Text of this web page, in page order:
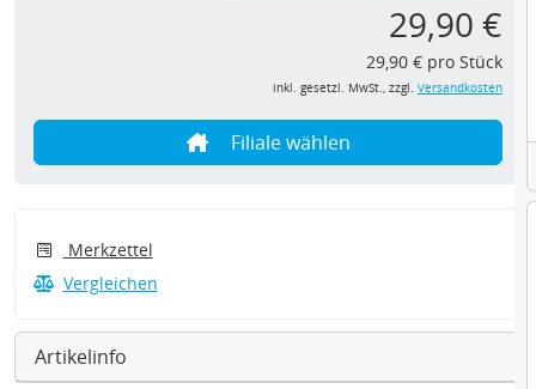
29,90 €
29,90 € pro Stück
inkl. gesetzl. MwSt., zzgl. Versandkosten
Filiale wählen
Merkzettel
Vergleichen
Artikelinfo